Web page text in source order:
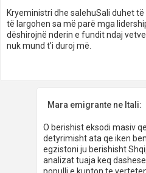
Kryeministri dhe salehuSali duhet
të largohen sa më parë mga
dëshirojnë nderin e fundit ndaj
nuk mund t'i duroj më.
Mara emigrante ne Itali:
O berishist eksodi masiv
detyrimisht ata qe iken
egzistoni ju berishisht
analizat tuaja keq